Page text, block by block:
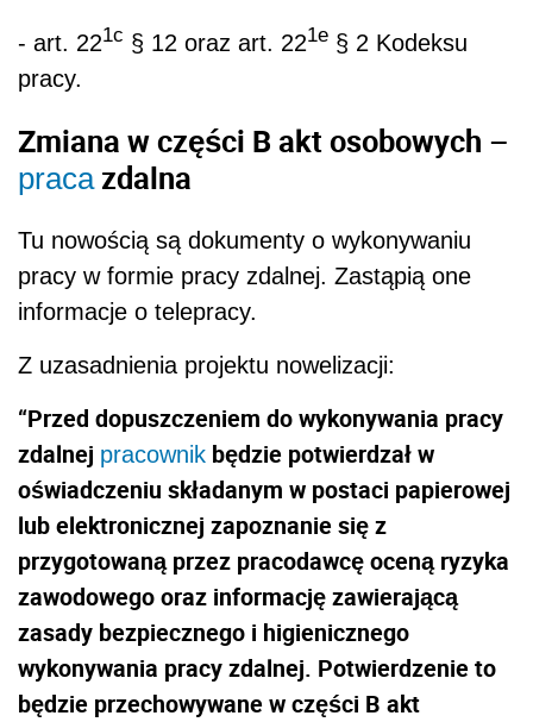
- art. 221c § 12 oraz art. 221e § 2 Kodeksu
pracy.
Zmiana w części B akt osobowych –
pracazdalna
Tu nowością są dokumenty o wykonywaniu
pracy w formie pracy zdalnej. Zastąpią one
informacje o telepracy.
Z uzasadnienia projektu nowelizacji:
“Przed dopuszczeniem do wykonywania pracy
zdalnej pracownik będzie potwierdzał w
oświadczeniu składanym w postaci papierowej
lub elektronicznej zapoznanie się z
przygotowaną przez pracodawcę oceną ryzyka
zawodowego oraz informację zawierającą
zasady bezpiecznego i higienicznego
wykonywania pracy zdalnej. Potwierdzenie to
będzie przechowywane w części B akt